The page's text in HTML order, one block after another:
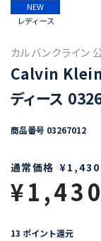
NEW
レディース
カルバンクライン
Calvin Klein
ディース
商品番号 03267012
通常価格 ¥1,430
¥1,430
13 ポイント還元